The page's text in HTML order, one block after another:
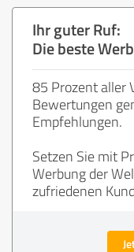
Ihr guter Ruf:
Die beste
85 Prozent aller
Bewertungen
Empfehlungen.
Setzen Sie mit
Werbung der
zufriedenen